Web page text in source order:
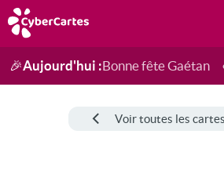
Anniversaire
Fête du jour
Amour
Amitié
Merci
Toutes les cartes
🎉Aujourd'hui :Bonne fête Gaétan
Voir toutes les